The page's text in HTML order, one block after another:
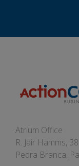
Atrium Office
R. Jair Hamms,
Pedra Branca,